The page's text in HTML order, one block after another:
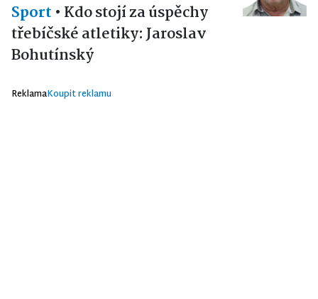
Sport • Kdo stojí za úspěchy
třebíčské atletiky: Jaroslav
Bohutínský
ReklamaKoupit reklamu